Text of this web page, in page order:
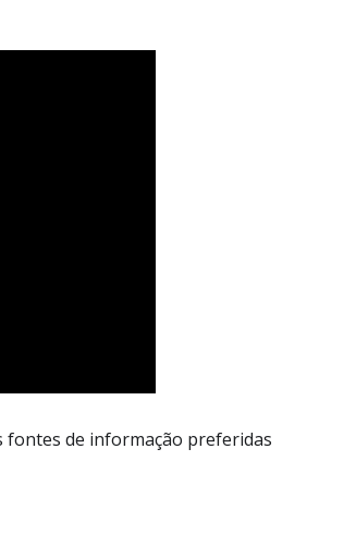
fontes de informação preferidas